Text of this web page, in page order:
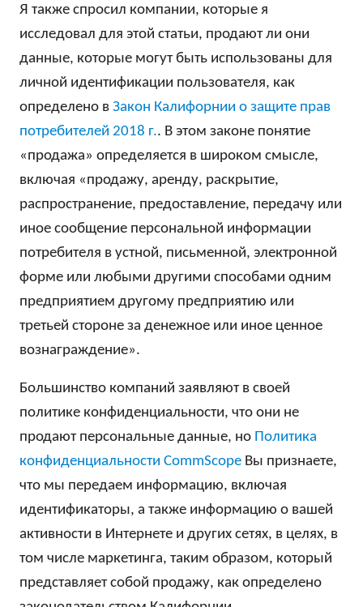
Я также спросил компании, которые я
исследовал для этой статьи, продают ли они
данные, которые могут быть использованы для
личной идентификации пользователя, как
определено в Закон Калифорнии о защите прав
потребителей 2018 г.. В этом законе понятие
«продажа» определяется в широком смысле,
включая «продажу, аренду, раскрытие,
распространение, предоставление, передачу или
иное сообщение персональной информации
потребителя в устной, письменной, электронной
форме или любыми другими способами одним
предприятием другому предприятию или
третьей стороне за денежное или иное ценное
вознаграждение».
Большинство компаний заявляют в своей
политике конфиденциальности, что они не
продают персональные данные, но Политика
конфиденциальности CommScope Вы признаете,
что мы передаем информацию, включая
идентификаторы, а также информацию о вашей
активности в Интернете и других сетях, в целях, в
том числе маркетинга, таким образом, который
представляет собой продажу, как определено